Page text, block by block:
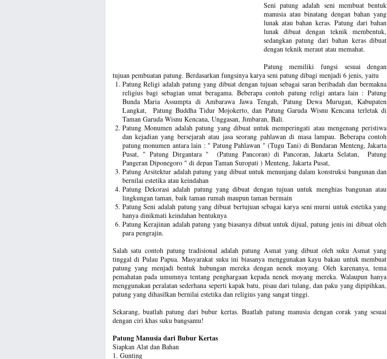
Seni patung adalah seni membuat bentuk
manusia atau binatang dengan bahan yang
lunak atau bahan keras. Patung dari bahan
lunak dibuat dengan teknik membentuk,
sedangkan patung dari bahan keras dibuat
dengan teknik meraut atau memahat.
Patung memiliki fungsi sesuai dengan
tujuan pembuatan patung. Berdasarkan fungsinya karya seni patung dibagi menjadi 6 jenis, yaitu
Patung Religi adalah patung yang dibuat dengan tujuan sebagai saran beribadah dan bermakna
religius bagi sebagian umat beragama. Beberapa contoh patung religi antara lain : Patung
Bunda Maria Assumpta di Ambarawa Jawa Tengah, Patung Dewa Murugan, Kabupaten
Langkat, Patung Buddha Tidur Mojokerto, dan Patung Garuda Wisnu Kencana terletak di
Taman Garuda Wisnu Kencana, Unggasan, Jimbaran, Bali.
Patung Monumen adalah patung yang dibuat untuk memperingati atau mengenang peristiwa
dan kejadian yang bersejarah atau jasa seorang pahlawan di masa lampau. Beberapa contoh
patung monumen antara lain : " Patung Pahlawan " (Tugu Tani) di Bundaran Menteng, Jakarta
Pusat, " Patung Dirgantara " (Patung Pancoran) di Pancoran, Jakarta Selatan, Patung
Pangeran Diponegoro " di depan Taman Suropati ) Menteng, Jakarta Pusat,
Patung Arsitektur adalah patung yang dibuat untuk menunjang dalam konstruksi bangunan dan
bernilai estetika atau keindahan
Patung Dekorasi adalah patung yang dibuat dengan tujuan untuk menghias bangunan atau
lingkungan taman, baik taman rumah maupun taman bermain
Patung Seni adalah patung yang dibuat bertujuan sebagai karya seni murni untuk estetika yang
hanya dinikmati keindahan bentuknya
Patung Kerajinan adalah patung yang biasanya dibuat untuk dijual, patung jenis ini dibuat oleh
para pengrajin.
Salah satu contoh patung tradisional adalah patung Asmat yang dibuat oleh suku Asmat yang
tinggal di Pulau Papua. Masyarakat suku ini biasanya menggunakan kayu bakau untuk membuat
patung yang menjadi bentuk hubungan mereka dengan nenek moyang. Oleh karenanya, tema
pemahatan pada umumnya tentang penghargaan kepada nenek moyang mereka. Walaupun hanya
menggunakan peralatan sederhana seperti kapak batu, pisau dari tulang, dan paku yang dipipihkan,
patung yang dihasilkan bernilai estetika dan religius yang sangat tinggi.
Sekarang, buatlah patung dari bubur kertas. Buatlah patung manusia dengan corak yang sesuai
dengan ciri khas suku bangsamu!
Patung Manusia dari Bubur Kertas
Siapkan Alat dan Bahan
1. Gunting